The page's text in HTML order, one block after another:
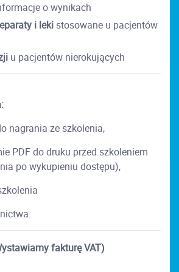
o wynikach
i leki stosowane u pacjentów
u pacjentów nierokujących
nagrania ze szkolenia,
PDF do druku przed szkoleniem
po wykupieniu dostępu),
fakturę VAT)